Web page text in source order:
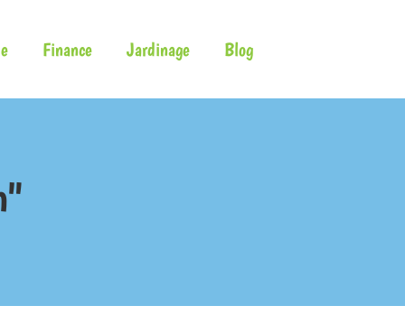
Finance Jardinage Blog